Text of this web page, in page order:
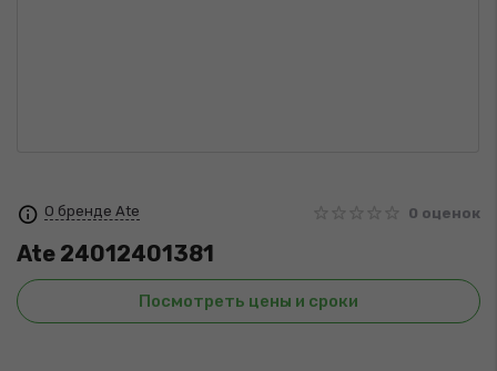
О бренде Ate 0 оценок
Ate 24012401381
Посмотреть цены и сроки